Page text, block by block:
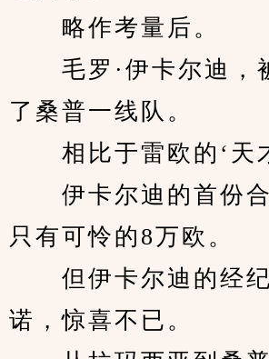
略作考量后。
毛罗·伊卡尔迪，
了桑普一线队。
相比于雷欧的‘天才
伊卡尔迪的首份合
只有可怜的8万欧。
但伊卡尔迪的经
诺，惊喜不已。